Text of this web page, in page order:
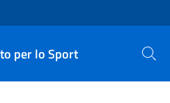
per lo Sport Cerca